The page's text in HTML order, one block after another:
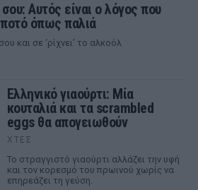
Αυτός είναι ο λόγος που
όπως παλιά
και σε ‘ρίχνει’ το αλκοόλ
Ελληνικό γιαούρτι: Μία
κουταλιά και τα scrambled
eggs θα απογειωθούν
ΧΤΕΣ
Το στραγγιστό γιαούρτι αλλάζει την υφή
και τον κορεσμό του πρωινού χωρίς να
επηρεάζει τη γεύση.